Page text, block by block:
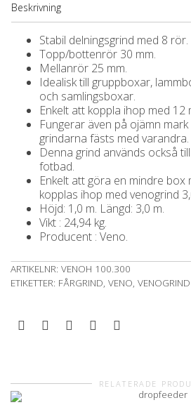
L
=
3,00
mängd
Beskrivning
Stabil delningsgrind med 8 rör.
Topp/bottenrör 30 mm.
Mellanrör 25 mm.
Idealisk till gruppboxar,
och samlingsboxar.
Enkelt att koppla ihop med 12
Fungerar även på ojämn
grindarna fästs med varandra.
Denna grind används också
fotbad.
Enkelt att göra en mindre box
kopplas ihop med venogrind
Höjd: 1,0 m. Längd: 3,0 m.
Vikt : 24,94 kg.
Producent : Veno.
ARTIKELNR: VENOH 100.300
ETIKETTER: FÅRGRIND, VENO, VENOGRIND
RELATERADE